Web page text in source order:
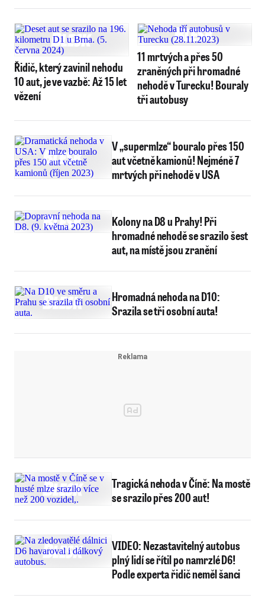
Řidič, který zavinil nehodu
10 aut, je ve vazbě: Až 15 let
vězení
11 mrtvých a přes 50
zraněných při hromadné
nehodě v Turecku! Bouraly
tři autobusy
V „supermlze“ bouralo přes 150
aut včetně kamionů! Nejméně 7
mrtvých při nehodě v USA
Kolony na D8 u Prahy! Při
hromadné nehodě se srazilo šest
aut, na místě jsou zranění
Hromadná nehoda na D10:
Srazila se tři osobní auta!
Tragická nehoda v Číně: Na mostě
se srazilo přes 200 aut!
VIDEO: Nezastavitelný autobus
plný lidí se řítil po namrzlé D6!
Podle experta řidič neměl šanci